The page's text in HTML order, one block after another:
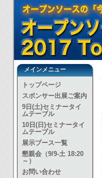
メインメニュー
トップページ
スポンサー出展ご案内
9日(土)セミナータイ
ムテーブル
10日(日)セミナータイ
ムテーブル
展示ブース一覧
懇親会（9/9-土 18:20
～）
お問い合わせ